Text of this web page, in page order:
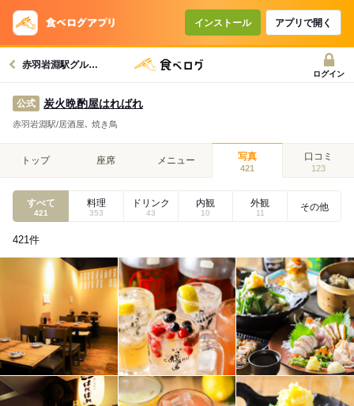
インストール アプリで開く
赤羽岩淵駅グルメへ
ログイン
公式 炭火晩酌屋はればれ
赤羽岩淵駅/居酒屋､ 焼き鳥
トップ 座席 メニュー 写真
421
口コミ
123
すべて
421
料理
353
ドリンク
43
内観
10
外観
11
その他
421件